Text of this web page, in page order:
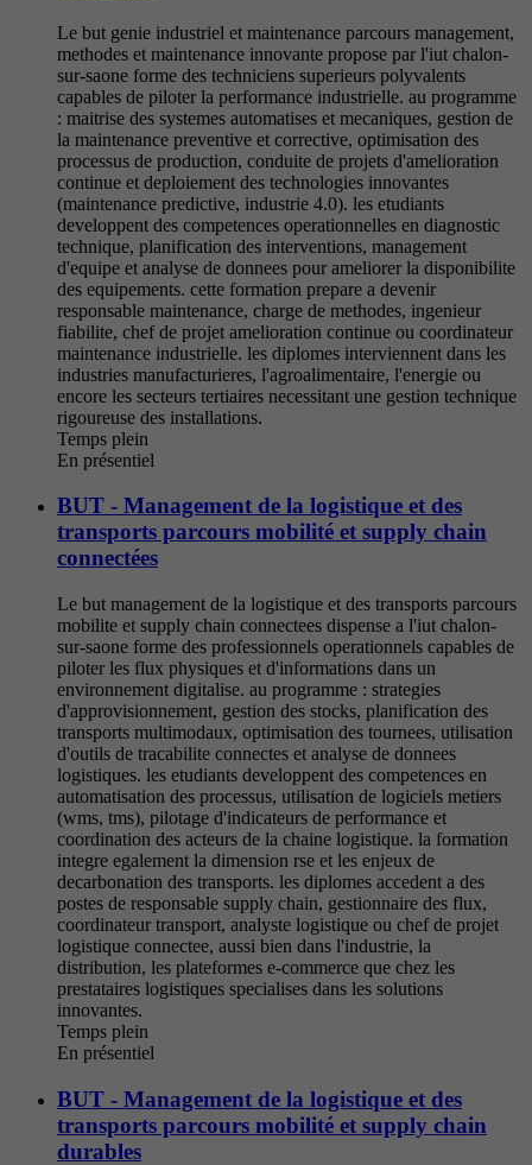
Le but genie industriel et maintenance parcours management,
methodes et maintenance innovante propose par l'iut chalon-
sur-saone forme des techniciens superieurs polyvalents
capables de piloter la performance industrielle. au programme
: maitrise des systemes automatises et mecaniques, gestion de
la maintenance preventive et corrective, optimisation des
processus de production, conduite de projets d'amelioration
continue et deploiement des technologies innovantes
(maintenance predictive, industrie 4.0). les etudiants
developpent des competences operationnelles en diagnostic
technique, planification des interventions, management
d'equipe et analyse de donnees pour ameliorer la disponibilite
des equipements. cette formation prepare a devenir
responsable maintenance, charge de methodes, ingenieur
fiabilite, chef de projet amelioration continue ou coordinateur
maintenance industrielle. les diplomes interviennent dans les
industries manufacturieres, l'agroalimentaire, l'energie ou
encore les secteurs tertiaires necessitant une gestion technique
rigoureuse des installations.
Temps plein
En présentiel
BUT - Management de la logistique et des
transports parcours mobilité et supply chain
connectées
Le but management de la logistique et des transports parcours
mobilite et supply chain connectees dispense a l'iut chalon-
sur-saone forme des professionnels operationnels capables de
piloter les flux physiques et d'informations dans un
environnement digitalise. au programme : strategies
d'approvisionnement, gestion des stocks, planification des
transports multimodaux, optimisation des tournees, utilisation
d'outils de tracabilite connectes et analyse de donnees
logistiques. les etudiants developpent des competences en
automatisation des processus, utilisation de logiciels metiers
(wms, tms), pilotage d'indicateurs de performance et
coordination des acteurs de la chaine logistique. la formation
integre egalement la dimension rse et les enjeux de
decarbonation des transports. les diplomes accedent a des
postes de responsable supply chain, gestionnaire des flux,
coordinateur transport, analyste logistique ou chef de projet
logistique connectee, aussi bien dans l'industrie, la
distribution, les plateformes e-commerce que chez les
prestataires logistiques specialises dans les solutions
innovantes.
Temps plein
En présentiel
BUT - Management de la logistique et des
transports parcours mobilité et supply chain
durables